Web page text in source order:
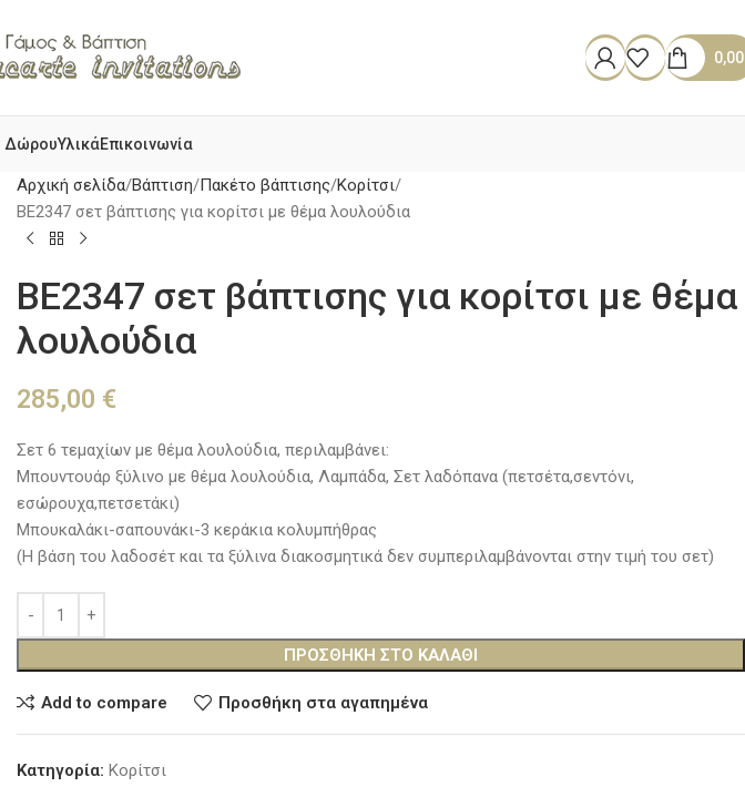
ΔώρουΥλικάΕπικοινωνία
Αρχική σελίδα Βάπτιση Πακέτο βάπτισης Κορίτσι
BE2347 σετ βάπτισης για κορίτσι με θέμα λουλούδια
BE2347 σετ βάπτισης για κορίτσι με θέμα
λουλούδια
285,00 €
Σετ 6 τεμαχίων με θέμα λουλούδια, περιλαμβάνει:
Μπουντουάρ ξύλινο με θέμα λουλούδια, Λαμπάδα, Σετ λαδόπανα (πετσέτα,σεντόνι,
εσώρουχα,πετσετάκι)
Μπουκαλάκι-σαπουνάκι-3 κεράκια κολυμπήθρας
(Η βάση του λαδοσέτ και τα ξύλινα διακοσμητικά δεν συμπεριλαμβάνονται στην τιμή του σετ)
ΠΡΟΣΘΉΚΗ ΣΤΟ ΚΑΛΆΘΙ
Add to compare Προσθήκη στα αγαπημένα
Κατηγορία: Κορίτσι